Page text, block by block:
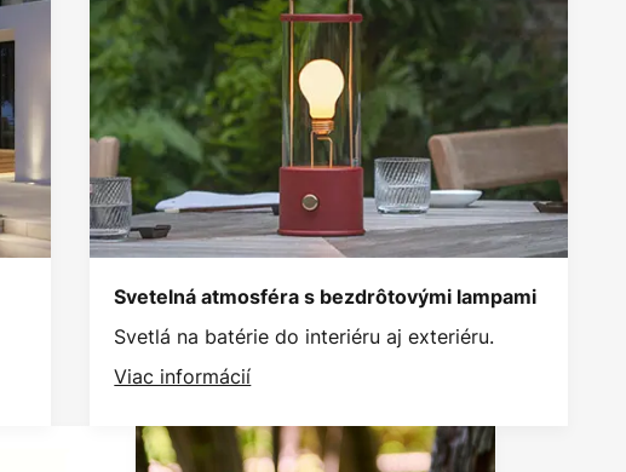
Svetelná atmosféra s bezdrôtovými lampami
Svetlá na batérie do interiéru aj exteriéru.
Viac informácií